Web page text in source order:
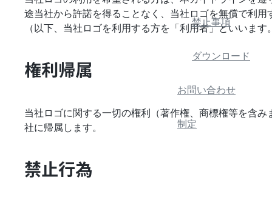
途当社から許諾を得ることなく、当社ロゴを無償で利用
（以下、当社ロゴを利用する方を「利用者」といいます
権利帰属
当社ロゴに関する一切の権利（著作権、商標権等を含み
社に帰属します。
禁止行為
禁止事項
ダウンロード
お問い合わせ
制定